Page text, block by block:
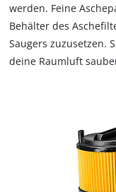
werden. Feine
Behälter des
Saugers zuzusetzen.
deine Raumluft